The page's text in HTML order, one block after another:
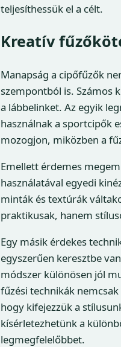
teljesíthessük el a célt.
Kreatív
Manapság a cipőfűzők
szempontból is. Számos
a lábbelinket. Az egyik
használnak a sportcipők
mozogjon, miközben a
Emellett érdemes
használatával egyedi
minták és textúrák
praktikusak, hanem
Egy másik érdekes
egyszerűen keresztbe
módszer különösen jól
fűzési technikák
hogy kifejezzük a
kísérletezhetünk a
legmegfelelőbbet.